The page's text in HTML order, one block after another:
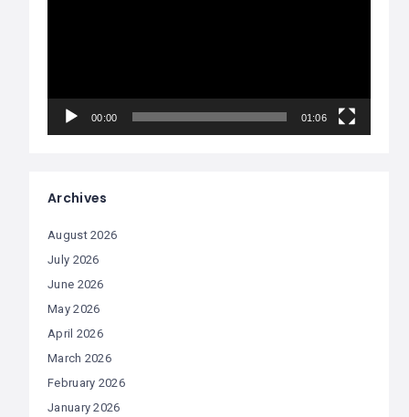
00:00 01:06
Archives
August 2026
July 2026
June 2026
May 2026
April 2026
March 2026
February 2026
January 2026